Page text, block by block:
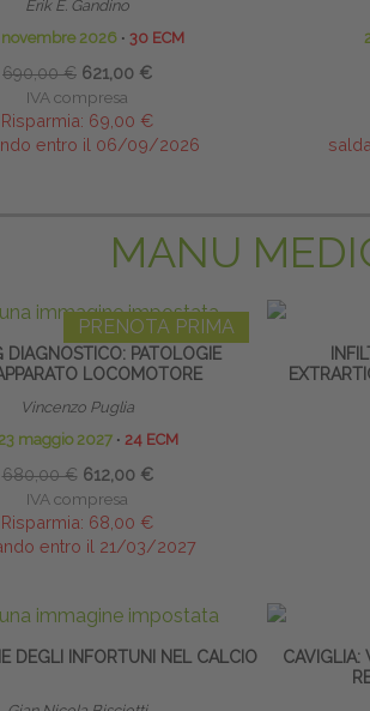
Erik E. Gandino
2026 ∙ 30 ECM
690,00 € 621,00 €
IVA compresa
Risparmia: 69,00 €
entro il 06/09/2026
MANU
PRENOTA PRIMA
DIAGNOSTICO: PATOLOGIE
LOCOMOTORE
Vincenzo Puglia
maggio 2027 ∙ 24 ECM
680,00 € 612,00 €
IVA compresa
Risparmia: 68,00 €
entro il 21/03/2027
DEGLI INFORTUNI NEL CALCIO
CAVIGLIA: